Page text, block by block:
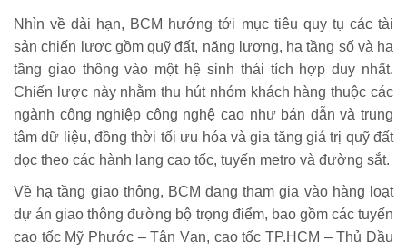
Nhìn về dài hạn, BCM hướng tới mục tiêu quy tụ các tài
sản chiến lược gồm quỹ đất, năng lượng, hạ tầng số và hạ
tầng giao thông vào một hệ sinh thái tích hợp duy nhất.
Chiến lược này nhằm thu hút nhóm khách hàng thuộc các
ngành công nghiệp công nghệ cao như bán dẫn và trung
tâm dữ liệu, đồng thời tối ưu hóa và gia tăng giá trị quỹ đất
dọc theo các hành lang cao tốc, tuyến metro và đường sắt.
Về hạ tầng giao thông, BCM đang tham gia vào hàng loạt
dự án giao thông đường bộ trọng điểm, bao gồm các tuyến
cao tốc Mỹ Phước – Tân Vạn, cao tốc TP.HCM – Thủ Dầu